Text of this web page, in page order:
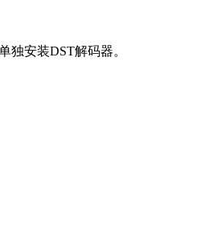
独安装DST解码器。